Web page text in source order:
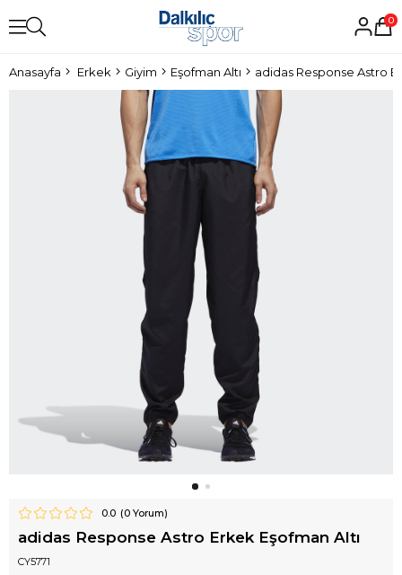
0
Anasayfa Erkek Giyim Eşofman Altı adidas Response Astro
0.0 (0Yorum)
adidas Response Astro Erkek Eşofman Altı
CY5771